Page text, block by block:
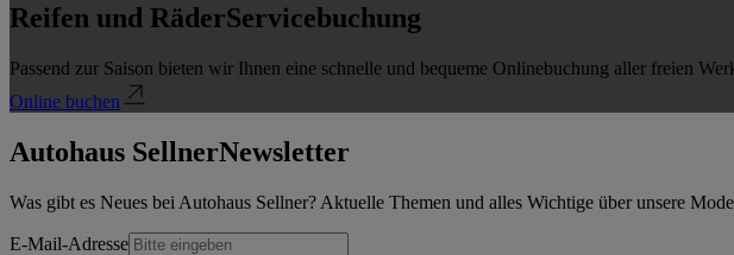
Reifen und RäderServicebuchung
Passend zur Saison bieten wir Ihnen eine schnelle und bequeme Onlinebuchung aller freien
Online buchen
Autohaus SellnerNewsletter
Was gibt es Neues bei Autohaus Sellner? Aktuelle Themen und alles Wichtige über unsere
E-Mail-Adresse